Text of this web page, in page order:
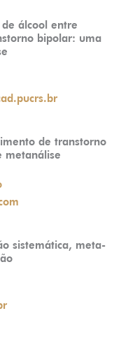
álcool entre
bipolar: uma
de transtorno
metanálise
sistemática, meta-